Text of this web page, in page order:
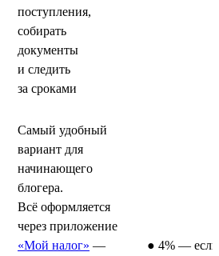
поступления,
собирать
документы
и следить
за сроками
Самый удобный
вариант для
начинающего
блогера.
Всё оформляется
через приложение
«Мой налог» —
● 4% — если